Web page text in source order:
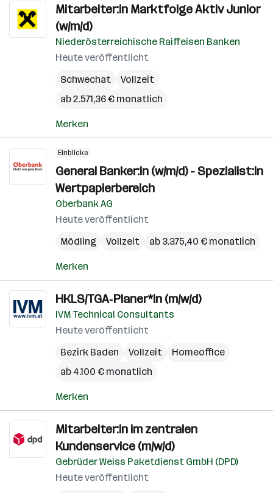
Mitarbeiter:in Marktfolge Aktiv Junior
(w/m/d)
Niederösterreichische Raiffeisen Banken
Heute veröffentlicht
Schwechat
Vollzeit
ab 2.571,36 € monatlich
Merken
Einblicke
General Banker:in (w/m/d) - Spezialist:in
Wertpapierbereich
Oberbank AG
Heute veröffentlicht
Mödling
Vollzeit ab 3.375,40 € monatlich
Merken
HKLS/TGA‑Planer*in (m/w/d)
IVM Technical Consultants
Heute veröffentlicht
Bezirk Baden
Vollzeit
Homeoffice
ab 4.100 € monatlich
Merken
Mitarbeiter:in im zentralen
Kundenservice (m/w/d)
Gebrüder Weiss Paketdienst GmbH (DPD)
Heute veröffentlicht